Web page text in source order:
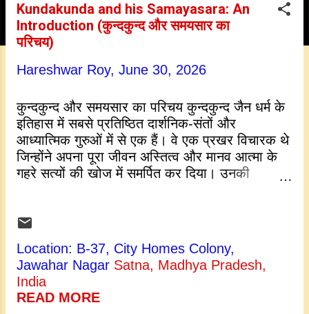
Kundakunda and his Samayasara: An
Introduction (कुन्दकुन्द और समयसार का
परिचय)
Hareshwar Roy, June 30, 2026
कुन्दकुन्द और समयसार का परिचय कुन्दकुन्द जैन धर्म के
इतिहास में सबसे प्रतिष्ठित दार्शनिक-संतों और
आध्यात्मिक गुरुओं में से एक हैं। वे एक प्रखर विचारक थे
जिन्होंने अपना पूरा जीवन अस्तित्व और मानव आत्मा के
गहरे सत्यों की खोज में समर्पित कर दिया। उनकी
है। इस शीर्षक का सीधा अर्थ है— "आत्मतत्व" या "आत्मा
का वास्तविक स्वभाव"। इस गहन कृति के माध्यम से,
कुन्दकुन्द पाठकों को बाहरी कर्मकांडों से दूर ले जाते हैं
और उन्हें आंतरिक आत्म-साक्षात्कार की ओर अग्रसर
करते हैं। यह केवल एक धार्मिक पुस्तक नहीं है, बल्कि
परम स्वतंत्रता और मानसिक शांति चाहने वाले किसी भी
Location: B-37, City Homes Colony,
Jawahar Nagar Satna, Madhya Pradesh,
India
READ MORE